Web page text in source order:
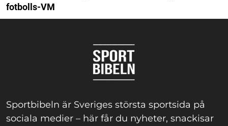
fotbolls-VM
Sportbibeln är Sveriges största sportsida på
sociala medier – här får du nyheter, snackisar